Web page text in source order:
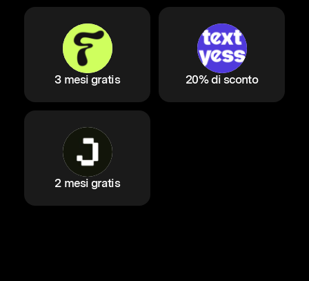
3 mesi gratis 20% di sconto
2 mesi gratis